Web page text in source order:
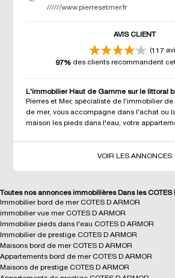
//////www.pierresetmer.fr
AVIS CLIENT
(117
97%des clients recommandent
L'immobilier Haut de Gamme sur le littoral
Pierres et Mer, spécialiste de l'immobilier
de mer, vous accompagne dans l'achat ou
maison les pieds dans l'eau, votre
VOIR LES ANNONCES
Toutes nos annonces immobilières Dans les COTES
Immobilier bord de mer COTES D ARMOR
immobilier vue mer COTES D ARMOR
Immobilier pieds dans l'eau COTES D ARMOR
Immobilier de prestige COTES D ARMOR
Maisons bord de mer COTES D ARMOR
Appartements bord de mer COTES D ARMOR
Maisons de prestige COTES D ARMOR